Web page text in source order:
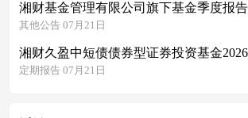
湘财基金管理有限公司旗下基金季度报
其他公告 07月21日
湘财久盈中短债债券型证券投资基金
定期报告 07月21日